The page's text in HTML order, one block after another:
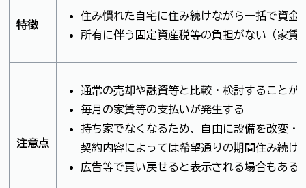
特徴
住み慣れた自宅に住み続けながら一括で資金
所有に伴う固定資産税等の負担がない（家賃
注意点
通常の売却や融資等と比較・検討することが
毎月の家賃等の支払いが発生する
持ち家でなくなるため、自由に設備を改変・
契約内容によっては希望通りの期間住み続け
広告等で買い戻せると表示される場合もある